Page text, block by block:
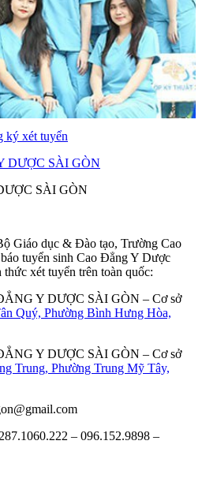
SÀI GÒN
Giáo dục & Đào tạo, Trường Cao
tuyển sinh Cao Đẳng Y Dược
xét tuyển trên toàn quốc:
– Cơ sở
Quý, Phường Bình Hưng Hòa,
– Cơ sở
Trung, Phường Trung Mỹ Tây,
– 096.152.9898 –